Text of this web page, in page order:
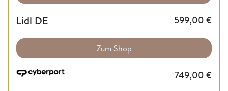
Lidl DE 599,00 €
Zum Shop
749,00 €